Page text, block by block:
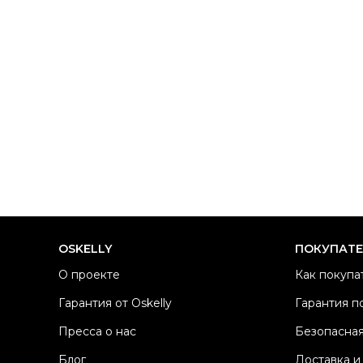
OSKELLY
О проекте
Гарантия от Oskelly
Пресса о нас
Блог
Как
Гарантия
Доставка и